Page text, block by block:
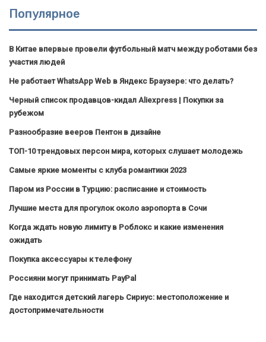
Популярное
В Китае впервые провели футбольный матч между роботами без
участия людей
Не работает WhatsApp Web в Яндекс Браузере: что делать?
Черный список продавцов-кидал Aliexpress | Покупки за
рубежом
Разнообразие вееров Пентон в дизайне
ТОП-10 трендовых персон мира, которых слушает молодежь
Самые яркие моменты с клуба романтики 2023
Паром из России в Турцию: расписание и стоимость
Лучшие места для прогулок около аэропорта в Сочи
Когда ждать новую лимиту в Роблокс и какие изменения
ожидать
Покупка аксессуары к телефону
Россияни могут принимать PayPal
Где находится детский лагерь Сириус: местоположение и
достопримечательности